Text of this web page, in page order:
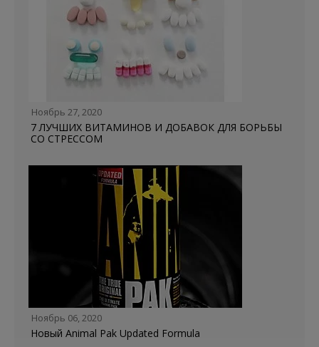
Ноябрь 27, 2020
7 ЛУЧШИХ ВИТАМИНОВ И ДОБАВОК ДЛЯ БОРЬБЫ
СО СТРЕССОМ
Ноябрь 06, 2020
Новый Animal Pak Updated Formula